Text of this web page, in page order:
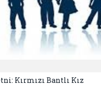
Kırmızı Bantlı Kız